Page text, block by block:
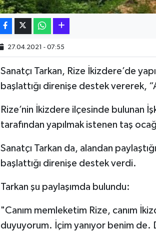
27.04.2021 - 07:55
Sanatçı Tarkan, Rize İkizdere’de
başlattığı direnişe destek vererek,
Rize’nin İkizdere ilçesinde bulunan
tarafından yapılmak istenen taş
Sanatçı Tarkan da, alandan
başlattığı direnişe destek verdi.
Tarkan şu paylaşımda bulundu:
"Canım memleketim Rize, canım
duyuyorum. İçim yanıyor benim de.